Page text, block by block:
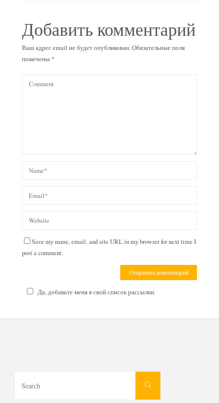
Добавить комментарий
Ваш адрес email не будет опубликован.Обязательные поля
помечены *
Save my name, email, and site URL in my browser for next time I
post a comment.
Да, добавьте меня в свой список рассылки.
Search